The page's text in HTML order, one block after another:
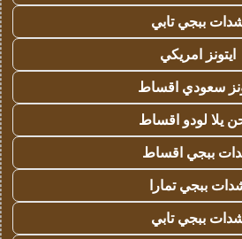
ببجي تابي
ايتونز امريكي
سعودي اقساط
يلا لودو اقساط
ببجي اقساط
ببجي تمارا
ببجي تابي